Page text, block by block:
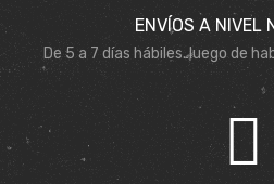
ENVÍOS A NIVEL
De 5 a 7 días hábiles. luego de